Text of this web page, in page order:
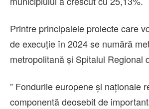
Printre principalele proiecte care
de execuție în 2024 se numără
metropolitană și Spitalul Regional
” Fondurile europene și naționale
componentă deosebit de